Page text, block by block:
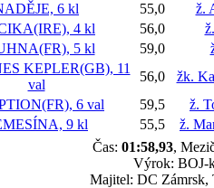
6 kl 55,0
ž.
4 kl 56,0
5 kl 59,0
KEPLER(GB), 11
val
56,0
žk.
6 val 59,5
ž.
9 kl 55,5
ž.
Čas: 01:58,93,
Výrok: BOJ-
Majitel: DC Zámrsk,